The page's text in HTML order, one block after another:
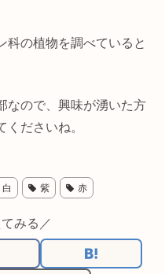
科の植物を調べていると
なので、興味が湧いた方
ださいね。
白 紫 赤
みる／